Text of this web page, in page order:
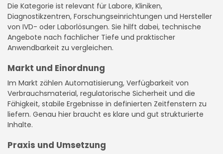
Die Kategorie ist relevant für Labore, Kliniken,
Diagnostikzentren, Forschungseinrichtungen und Hersteller
von IVD- oder Laborlösungen. Sie hilft dabei, technische
Angebote nach fachlicher Tiefe und praktischer
Anwendbarkeit zu vergleichen.
Markt und Einordnung
Im Markt zählen Automatisierung, Verfügbarkeit von
Verbrauchsmaterial, regulatorische Sicherheit und die
Fähigkeit, stabile Ergebnisse in definierten Zeitfenstern zu
liefern. Genau hier braucht es klare und gut strukturierte
Inhalte.
Praxis und Umsetzung